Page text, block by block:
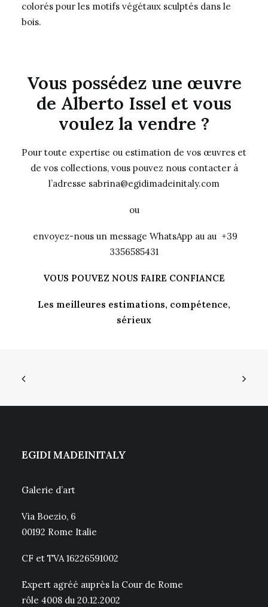
colorés pour les motifs végétaux sculptés dans le
bois.
Vous possédez une œuvre
de Alberto Issel et vous
voulez la vendre ?
Pour toute expertise ou estimation de vos œuvres et
de vos collections, vous pouvez nous contacter à
l’adresse sabrina@egidimadeinitaly.com
ou
envoyez-nous un message WhatsApp au au +39
3356585431
VOUS POUVEZ NOUS FAIRE CONFIANCE
Les meilleures estimations, compétence,
sérieux
EGIDI MADEINITALY
Galerie d’art
Via Boezio, 6
00192 Rome Italie
CF et TVA 16226591002
Expert agréé auprès la Cour de Rome
rôle 4008 du 20.12.2002